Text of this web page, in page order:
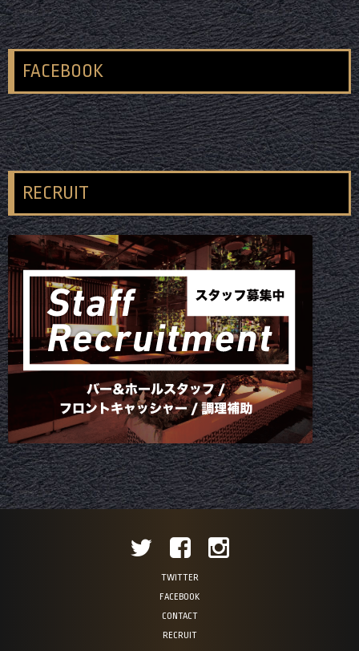
FACEBOOK
RECRUIT
TWITTER
FACEBOOK
CONTACT
RECRUIT